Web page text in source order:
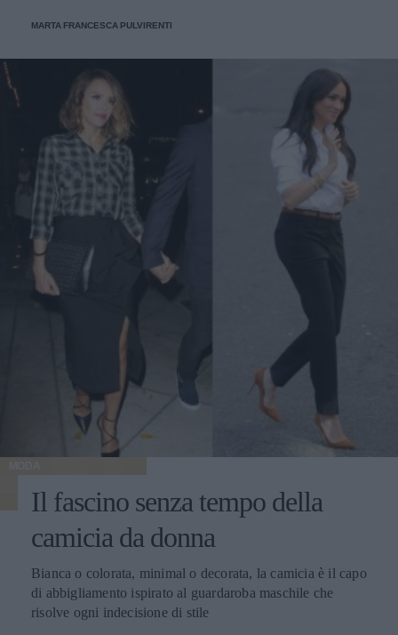
MARTA FRANCESCA PULVIRENTI
MODA
Il fascino senza tempo della
camicia da donna
Bianca o colorata, minimal o decorata, la camicia è il capo
di abbigliamento ispirato al guardaroba maschile che
risolve ogni indecisione di stile